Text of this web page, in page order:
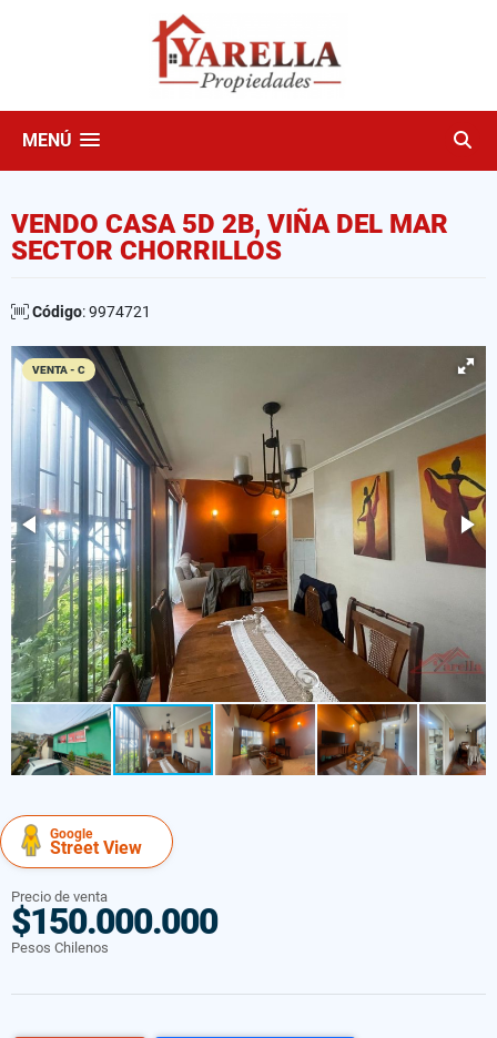
MENÚ
VENDO CASA 5D 2B, VIÑA DEL MAR
SECTOR CHORRILLOS
Código: 9974721
VENTA - C
Google
Street View
Precio de venta
$150.000.000
Pesos Chilenos